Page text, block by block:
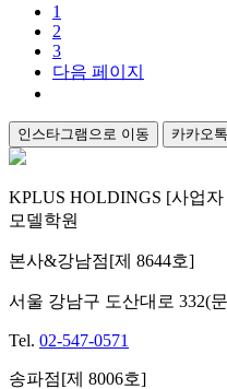
1
2
3
다음 페이지
인스타그램으로 이동 카카오
KPLUS HOLDINGS [사업자
모델학원
본사&강남점[제 8644호]
서울 강남구 도산대로 332(
Tel. 02-547-0571
송파점[제 8006호]